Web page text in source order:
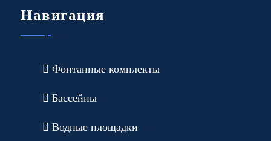
Навигация
Фонтанные комплекты
Бассейны
Водные площадки